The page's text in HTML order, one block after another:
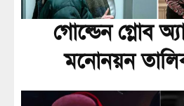
গোল্ডেন গ্লোব
মনোনয়ন